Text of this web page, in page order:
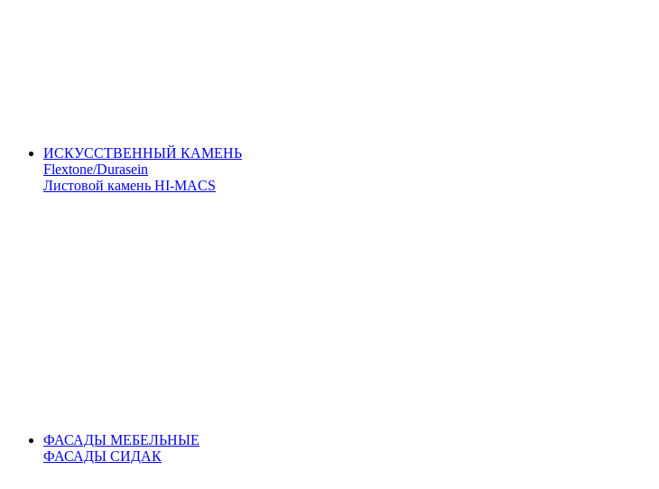
ИСКУССТВЕННЫЙ КАМЕНЬ
Flextone/Durasein
Листовой камень HI-MACS
ФАСАДЫ МЕБЕЛЬНЫЕ
ФАСАДЫ СИДАК